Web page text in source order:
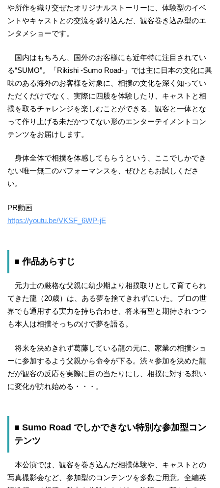
や所作を織り交ぜたオリジナルストーリーに、体験型のイベ
ントやキャストとの交流を盛り込んだ、観客巻き込み型のエ
ンタメショーです。
国内はもちろん、国外のお客様にも近年特に注目されてい
る“SUMO”。「Rikishi -Sumo Road-」では主に日本の文化に興
味のある海外のお客様を対象に、相撲の文化を深く知ってい
ただくだけでなく、実際に四股を体験したり、キャストと相
撲を取るチャレンジを楽しむことができる、観客と一体とな
って作り上げる未だかつてない形のエンターテイメントコン
テンツをお届けします。
身体全体で相撲を体感してもらうという、ここでしかでき
ない唯一無二のパフォーマンスを、ぜひともお試しくださ
い。
PR動画
https://youtu.be/VKSF_6WP-jE
■ 作品あらすじ
元力士の厳格な父親に幼少期より相撲取りとして育てられ
てきた龍（20歳）は、ある夢を捨てきれずにいた。プロの世
界でも通用する実力を持ち合わせ、将来有望と期待されつつ
も本人は相撲そっちのけで夢を語る。
将来を決めきれず葛藤している龍の元に、家業の相撲ショ
ーに参加するよう父親から命令が下る。渋々参加を決めた龍
だが観客の反応を実際に目の当たりにし、相撲に対する想い
に変化が訪れ始める・・・。
■ Sumo Road でしかできない特別な参加型コン
テンツ
本公演では、観客を巻き込んだ相撲体験や、キャストとの
写真撮影会など、参加型のコンテンツを多数ご用意。全編英